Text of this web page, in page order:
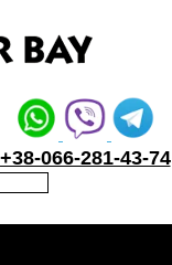
+38-066-281-43-74